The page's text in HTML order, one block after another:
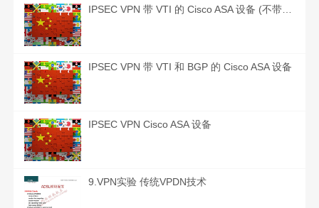
IPSEC VPN 带 VTI 和 BGP 的 Cisco ASA 设备
IPSEC VPN Cisco ASA 设备
9.VPN实验 传统VPDN技术